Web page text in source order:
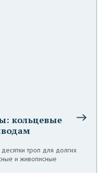
кольцевые
троп для долгих
и живописные